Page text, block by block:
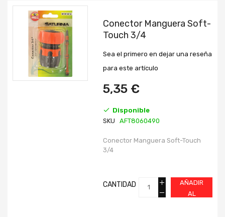
Saltar
galería
imágenes
comienzo
galería
Conector Manguera Soft-
Touch 3/4
Sea el primero en dejar una reseña
para este artículo
5,35 €
Disponible
SKU
AFT8060490
Conector Manguera Soft-Touch
3/4
CANTIDAD
AÑADIR
AL